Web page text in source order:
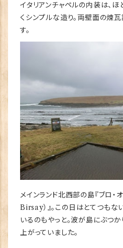
イタリアンチャペルの内装は、
くシンプルな造り。両壁面の煉
す。
メインランド北西部の島『ブロ
Birsay）』。この日はとてつもな
いるのもやっと。波が島にぶつか
上がっていました。